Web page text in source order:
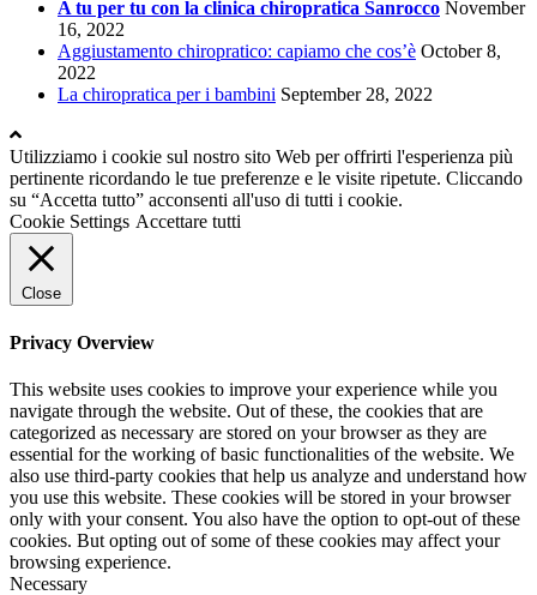
A tu per tu con la clinica chiropratica Sanrocco November
16, 2022
Aggiustamento chiropratico: capiamo che cos’è October 8,
2022
La chiropratica per i bambini September 28, 2022
Utilizziamo i cookie sul nostro sito Web per offrirti l'esperienza più
pertinente ricordando le tue preferenze e le visite ripetute. Cliccando
su “Accetta tutto” acconsenti all'uso di tutti i cookie.
Cookie Settings Accettare tutti
Close
Privacy Overview
This website uses cookies to improve your experience while you
navigate through the website. Out of these, the cookies that are
categorized as necessary are stored on your browser as they are
essential for the working of basic functionalities of the website. We
also use third-party cookies that help us analyze and understand how
you use this website. These cookies will be stored in your browser
only with your consent. You also have the option to opt-out of these
cookies. But opting out of some of these cookies may affect your
browsing experience.
Necessary